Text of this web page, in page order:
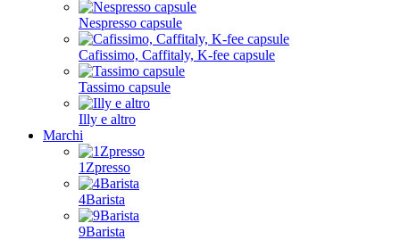
Nespresso capsule
Cafissimo, Caffitaly, K-fee capsule
Tassimo capsule
Illy e altro
Marchi
1Zpresso
4Barista
9Barista